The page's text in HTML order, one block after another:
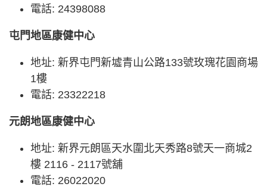
電話: 24398088
屯門地區康健中心
地址: 新界屯門新墟青山公路133號玫瑰花園商場
1樓
電話: 23322218
元朗地區康健中心
地址: 新界元朗區天水圍北天秀路8號天一商城2
樓 2116 - 2117號舖
電話: 26022020